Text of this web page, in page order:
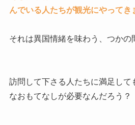
んでいる人たちが観光にやってき
それは異国情緒を味わう、つかの
訪問して下さる人たちに満足して
なおもてなしが必要なんだろう？